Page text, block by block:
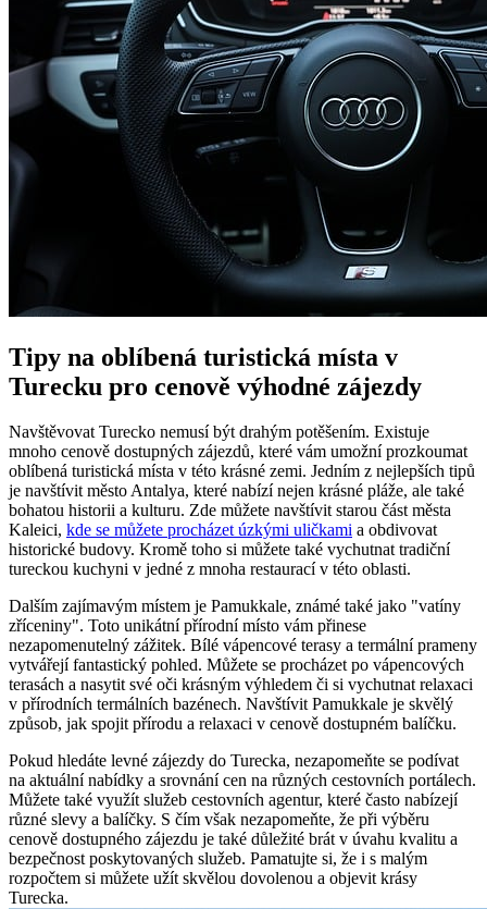
Tipy na oblíbená turistická místa v
Turecku pro cenově výhodné zájezdy
Navštěvovat Turecko nemusí být drahým potěšením. Existuje
mnoho cenově dostupných zájezdů, které vám umožní prozkoumat
oblíbená turistická místa v této krásné zemi. Jedním z nejlepších tipů
je navštívit město Antalya, které nabízí nejen krásné pláže, ale také
bohatou historii a kulturu. Zde můžete navštívit starou část města
Kaleici, kde se můžete procházet úzkými uličkami a obdivovat
historické budovy. Kromě toho si můžete také vychutnat tradiční
tureckou kuchyni v jedné z mnoha restaurací v této oblasti.
Dalším zajímavým místem je Pamukkale, známé také jako "vatíny
zříceniny". Toto unikátní přírodní místo vám přinese
nezapomenutelný zážitek. Bílé vápencové terasy a termální prameny
vytvářejí fantastický pohled. Můžete se procházet po vápencových
terasách a nasytit své oči krásným výhledem či si vychutnat relaxaci
v přírodních termálních bazénech. Navštívit Pamukkale je skvělý
způsob, jak spojit přírodu a relaxaci v cenově dostupném balíčku.
Pokud hledáte levné zájezdy do Turecka, nezapomeňte se podívat
na aktuální nabídky a srovnání cen na různých cestovních portálech.
Můžete také využít služeb cestovních agentur, které často nabízejí
různé slevy a balíčky. S čím však nezapomeňte, že při výběru
cenově dostupného zájezdu je také důležité brát v úvahu kvalitu a
bezpečnost poskytovaných služeb. Pamatujte si, že i s malým
rozpočtem si můžete užít skvělou dovolenou a objevit krásy
Turecka.